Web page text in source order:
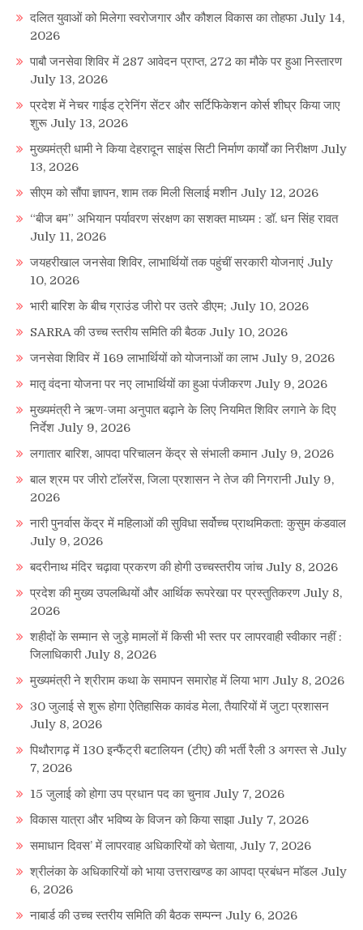
दलित युवाओं को मिलेगा स्वरोजगार और कौशल विकास का तोहफा July 14,
2026
पाबौ जनसेवा शिविर में 287 आवेदन प्राप्त, 272 का मौके पर हुआ निस्तारण
July 13, 2026
प्रदेश में नेचर गाईड ट्रेनिंग सेंटर और सर्टिफिकेशन कोर्स शीघ्र किया जाए
शुरू July 13, 2026
मुख्यमंत्री धामी ने किया देहरादून साइंस सिटी निर्माण कार्यों का निरीक्षण July
13, 2026
सीएम को सौंपा ज्ञापन, शाम तक मिली सिलाई मशीन July 12, 2026
“बीज बम” अभियान पर्यावरण संरक्षण का सशक्त माध्यम : डॉ. धन सिंह रावत
July 11, 2026
जयहरीखाल जनसेवा शिविर, लाभार्थियों तक पहुंचीं सरकारी योजनाएं July
10, 2026
भारी बारिश के बीच ग्राउंड जीरो पर उतरे डीएम; July 10, 2026
SARRA की उच्च स्तरीय समिति की बैठक July 10, 2026
जनसेवा शिविर में 169 लाभार्थियों को योजनाओं का लाभ July 9, 2026
मातृ वंदना योजना पर नए लाभार्थियों का हुआ पंजीकरण July 9, 2026
मुख्यमंत्री ने ऋण-जमा अनुपात बढ़ाने के लिए नियमित शिविर लगाने के दिए
निर्देश July 9, 2026
लगातार बारिश, आपदा परिचालन केंद्र से संभाली कमान July 9, 2026
बाल श्रम पर जीरो टॉलरेंस, जिला प्रशासन ने तेज की निगरानी July 9,
2026
नारी पुनर्वास केंद्र में महिलाओं की सुविधा सर्वोच्च प्राथमिकता: कुसुम कंडवाल
July 9, 2026
बदरीनाथ मंदिर चढ़ावा प्रकरण की होगी उच्चस्तरीय जांच July 8, 2026
प्रदेश की मुख्य उपलब्धियों और आर्थिक रूपरेखा पर प्रस्तुतिकरण July 8,
2026
शहीदों के सम्मान से जुड़े मामलों में किसी भी स्तर पर लापरवाही स्वीकार नहीं :
जिलाधिकारी July 8, 2026
मुख्यमंत्री ने श्रीराम कथा के समापन समारोह में लिया भाग July 8, 2026
30 जुलाई से शुरू होगा ऐतिहासिक कावंड मेला, तैयारियों में जुटा प्रशासन
July 8, 2026
पिथौरागढ़ में 130 इन्फैंट्री बटालियन (टीए) की भर्ती रैली 3 अगस्त से July
7, 2026
15 जुलाई को होगा उप प्रधान पद का चुनाव July 7, 2026
विकास यात्रा और भविष्य के विजन को किया साझा July 7, 2026
समाधान दिवस’ में लापरवाह अधिकारियों को चेताया, July 7, 2026
श्रीलंका के अधिकारियों को भाया उत्तराखण्ड का आपदा प्रबंधन माॅडल July
6, 2026
नाबार्ड की उच्च स्तरीय समिति की बैठक सम्पन्न July 6, 2026